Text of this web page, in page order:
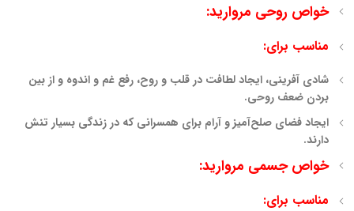
خواص روحی مروارید:
مناسب برای:
شادی آفرینی، ایجاد لطافت در قلب و روح، رفع غم و اندوه و از بین
بردن ضعف روحی.
ایجاد فضای صلح‌آمیز و آرام برای همسرانی که در زندگی بسیار تنش
دارند.
خواص جسمی مروارید:
مناسب برای: